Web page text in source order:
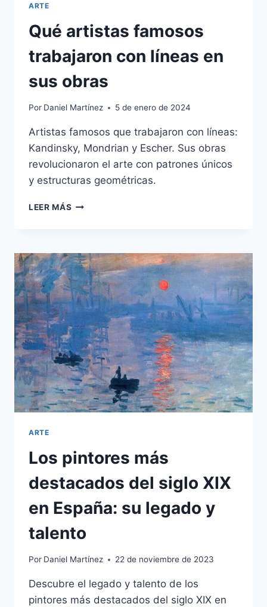
ARTE
Qué artistas famosos
trabajaron con líneas en
sus obras
Por Daniel Martínez 5 de enero de 2024
Artistas famosos que trabajaron con líneas:
Kandinsky, Mondrian y Escher. Sus obras
revolucionaron el arte con patrones únicos
y estructuras geométricas.
LEER MÁS QUÉ
CON
LÍNEAS
EN
SUS
OBRAS
ARTE
Los pintores más
destacados del siglo XIX
en España: su legado y
talento
Por Daniel Martínez 22 de noviembre de 2023
Descubre el legado y talento de los
pintores más destacados del siglo XIX en